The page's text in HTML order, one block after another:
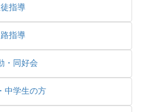
指導
指導
・同好会
中学生の方